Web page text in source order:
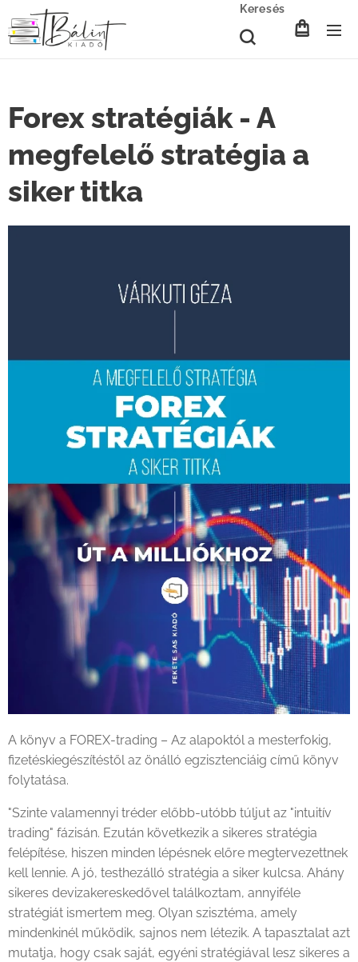
Keresés
Forex stratégiák - A
megfelelő stratégia a
siker titka
A könyv a FOREX-trading – Az alapoktól a mesterfokig,
fizetéskiegészítéstől az önálló egzisztenciáig című könyv
folytatása.
"Szinte valamennyi tréder előbb-utóbb túljut az "intuitív
trading" fázisán. Ezután következik a sikeres stratégia
felépítése, hiszen minden lépésnek előre megtervezettnek
kell lennie. A jó, testhezálló stratégia a siker kulcsa. Ahány
sikeres devizakereskedővel találkoztam, annyiféle
stratégiát ismertem meg. Olyan szisztéma, amely
mindenkinél működik, sajnos nem létezik. A tapasztalat azt
mutatja, hogy csak saját, egyéni stratégiával lesz sikeres a